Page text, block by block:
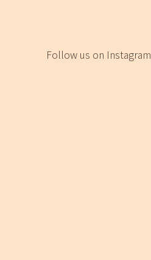
Follow us on Instagram